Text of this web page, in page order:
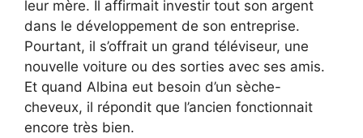
leur mère. Il affirmait investir tout son argent
dans le développement de son entreprise.
Pourtant, il s’offrait un grand téléviseur, une
nouvelle voiture ou des sorties avec ses amis.
Et quand Albina eut besoin d’un sèche-
cheveux, il répondit que l’ancien fonctionnait
encore très bien.